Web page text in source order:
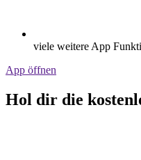
viele weitere App
App öffnen
Hol dir die